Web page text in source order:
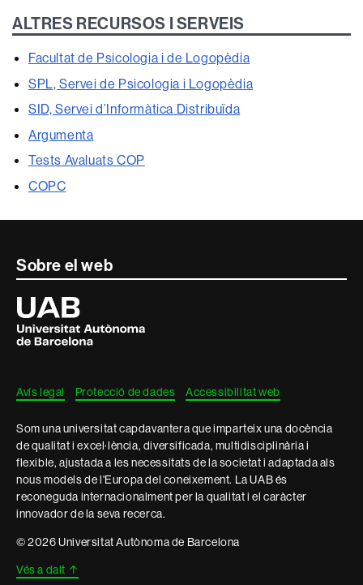
ALTRES RECURSOS I SERVEIS
Facultat de Psicologia i de Logopèdia
SPL, Servei de Psicologia i Logopèdia
SID, Servei d’Informàtica Distribuïda
Argumenta
Tests Avaluats COP
COPC
Contacte
informació
legal
Sobre el web
Universitat
Autònoma
de
Barcelona
Avís legal Protecció de dades Accessibilitat web
Som una universitat capdavantera que imparteix una docència
de qualitat i excel·lència, diversificada, multidisciplinària i
flexible, ajustada a les necessitats de la societat i adaptada als
nous models de l'Europa del coneixement. La UAB és
reconeguda internacionalment per la qualitat i el caràcter
innovador de la seva recerca.
© 2026 Universitat Autònoma de Barcelona
Vés a dalt ↑